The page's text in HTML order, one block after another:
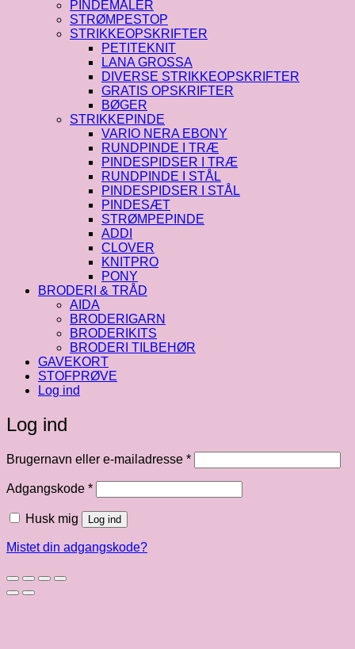
PINDEMÅLER
STRØMPESTOP
STRIKKEOPSKRIFTER
PETITEKNIT
LANA GROSSA
DIVERSE STRIKKEOPSKRIFTER
GRATIS OPSKRIFTER
BØGER
STRIKKEPINDE
VARIO NERA EBONY
RUNDPINDE I TRÆ
PINDESPIDSER I TRÆ
RUNDPINDE I STÅL
PINDESPIDSER I STÅL
PINDESÆT
STRØMPEPINDE
ADDI
CLOVER
KNITPRO
PONY
BRODERI & TRÅD
AIDA
BRODERIGARN
BRODERIKITS
BRODERI TILBEHØR
GAVEKORT
STOFPRØVE
Log ind
Log ind
Brugernavn eller e-mailadresse *Påkrævet
Adgangskode *Påkrævet
Husk mig Log ind
Mistet din adgangskode?